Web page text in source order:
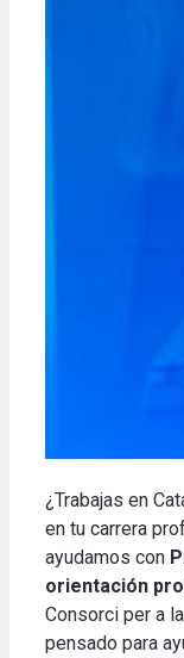
¿Trabajas en
en tu carrera
ayudamos con
orientación
Consorci per a
pensado para